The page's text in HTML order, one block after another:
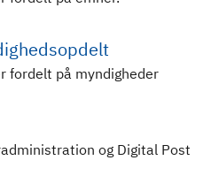
fordelt på myndigheder
og Digital Post